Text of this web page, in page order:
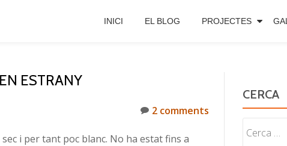
INICI EL BLOG PROJECTES
ESTRANY
2 comments
i per tant poc blanc. No ha estat fins a
CERCA